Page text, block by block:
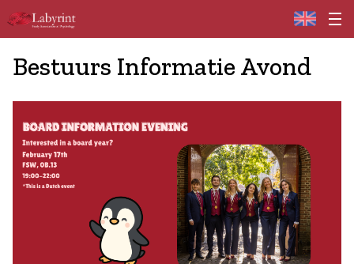
Home
Bestuurs Informatie Avond